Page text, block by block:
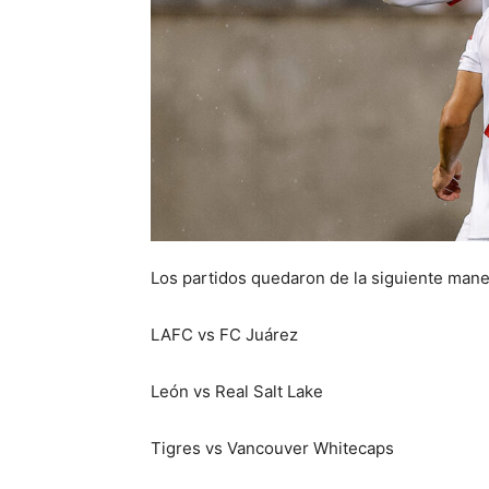
Los partidos quedaron de la siguiente
LAFC vs FC Juárez
León vs Real Salt Lake
Tigres vs Vancouver Whitecaps